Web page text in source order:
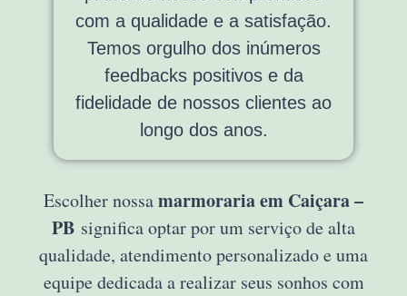
com a qualidade e a satisfação.
Temos orgulho dos inúmeros
feedbacks positivos e da
fidelidade de nossos clientes ao
longo dos anos.
Escolher nossamarmoraria em Caiçara –
PB significa optar por um serviço de alta
qualidade, atendimento personalizado e uma
equipe dedicada a realizar seus sonhos com